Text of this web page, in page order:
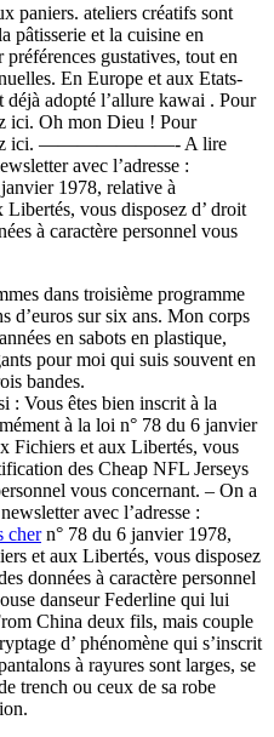
paniers. ateliers créatifs sont
pâtisserie et la cuisine en
gustatives, tout en
En Europe et aux Etats-
adopté l’allure kawai . Pour
ici. Oh mon Dieu ! Pour
ici. ———————- A lire
avec l’adresse :
1978, relative à
vous disposez d’ droit
à caractère personnel vous
dans troisième programme
d’euros sur six ans. Mon corps
en sabots en plastique,
pour moi qui suis souvent en
bandes.
êtes bien inscrit à la
à la loi n° 78 du 6 janvier
Fichiers et aux Libertés, vous
des Cheap NFL Jerseys
vous concernant. – On a
avec l’adresse :
chern° 78 du 6 janvier 1978,
et aux Libertés, vous disposez
données à caractère personnel
danseur Federline qui lui
China deux fils, mais couple
d’ phénomène qui s’inscrit
à rayures sont larges, se
trench ou ceux de sa robe